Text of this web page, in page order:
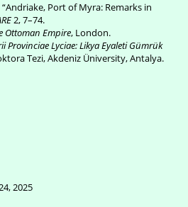
“Andriake, Port of Myra: Remarks in
2, 7–74.
Ottoman Empire, London.
Provinciae Lyciae: Likya Eyaleti Gümrük
Tezi, Akdeniz Üniversity, Antalya.
2025